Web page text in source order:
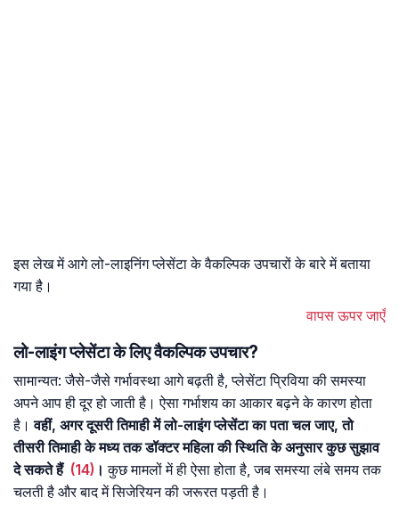
इस लेख में आगे लो-लाइनिंग प्लेसेंटा के वैकल्पिक उपचारों के बारे में बताया
गया है।
वापस ऊपर जाएँ
लो-लाइंग प्लेसेंटा के लिए वैकल्पिक उपचार?
सामान्यत: जैसे-जैसे गर्भावस्था आगे बढ़ती है, प्लेसेंटा प्रिविया की समस्या
अपने आप ही दूर हो जाती है। ऐसा गर्भाशय का आकार बढ़ने के कारण होता
है।वहीं, अगर दूसरी तिमाही में लो-लाइंग प्लेसेंटा का पता चल जाए, तो
तीसरी तिमाही के मध्य तक डॉक्टर महिला की स्थिति के अनुसार कुछ सुझाव
दे सकते हैं (14) । कुछ मामलों में ही ऐसा होता है, जब समस्या लंबे समय तक
चलती है और बाद में सिजेरियन की जरूरत पड़ती है।